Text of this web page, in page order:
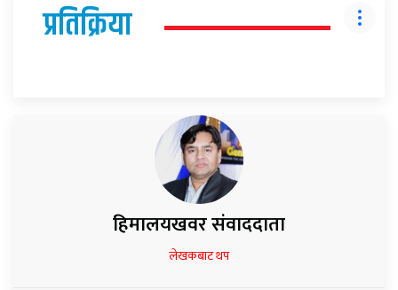
प्रतिक्रिया
हिमालयखवर संवाददाता
लेखकबाट थप